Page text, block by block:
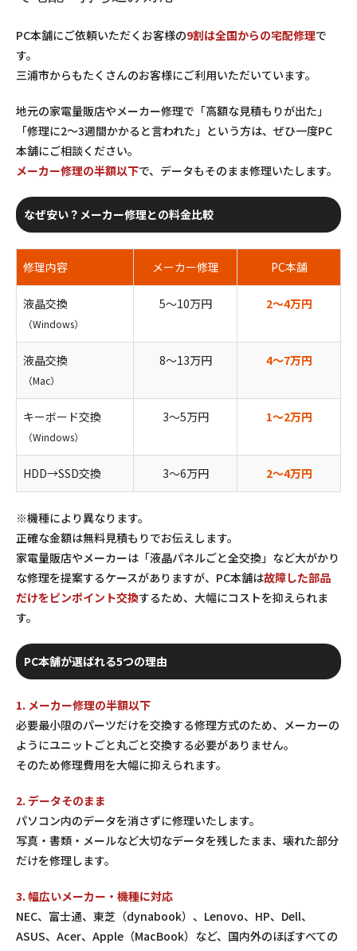
PC本舗にご依頼いただくお客様の9割は全国からの宅配修理で
す。
三浦市からもたくさんのお客様にご利用いただいています。
地元の家電量販店やメーカー修理で「高額な見積もりが出た」
「修理に2〜3週間かかると言われた」という方は、ぜひ一度PC
本舗にご相談ください。
メーカー修理の半額以下で、データもそのまま修理いたします。
なぜ安い？メーカー修理との料金比較
修理内容 メーカー修理 PC本舗
液晶交換
（Windows）
5〜10万円 2〜4万円
液晶交換
（Mac）
8〜13万円 4〜7万円
キーボード交換
（Windows）
3〜5万円 1〜2万円
HDD→SSD交換 3〜6万円 2〜4万円
※機種により異なります。
正確な金額は無料見積もりでお伝えします。
家電量販店やメーカーは「液晶パネルごと全交換」など大がかり
な修理を提案するケースがありますが、PC本舗は故障した部品
だけをピンポイント交換するため、大幅にコストを抑えられま
す。
PC本舗が選ばれる5つの理由
1. メーカー修理の半額以下
必要最小限のパーツだけを交換する修理方式のため、メーカーの
ようにユニットごと丸ごと交換する必要がありません。
そのため修理費用を大幅に抑えられます。
2. データそのまま
パソコン内のデータを消さずに修理いたします。
写真・書類・メールなど大切なデータを残したまま、壊れた部分
だけを修理します。
3. 幅広いメーカー・機種に対応
NEC、富士通、東芝（dynabook）、Lenovo、HP、Dell、
ASUS、Acer、Apple（MacBook）など、国内外のほぼすべての